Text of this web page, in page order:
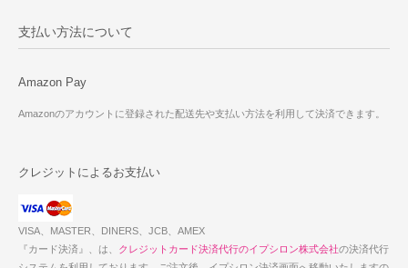
支払い方法について
Amazon Pay
Amazonのアカウントに登録された配送先や支払い方法を利用して決済できます。
クレジットによるお支払い
VISA、MASTER、DINERS、JCB、AMEX
『カード決済』、は、 クレジットカード決済代行のイプシロン株式会社の決済代行